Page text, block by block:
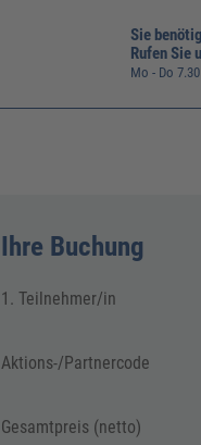
Sie
Rufen Sie
Mo - Do
Ihre Buchung
1. Teilnehmer/in
Aktions-/Partnercode
Gesamtpreis (netto)